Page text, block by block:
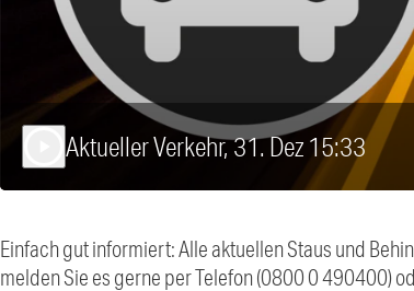
Aktueller Verkehr, 31. Dez 15:33
Einfach gut informiert: Alle aktuellen Staus und
melden Sie es gerne per Telefon (0800 0 490400)